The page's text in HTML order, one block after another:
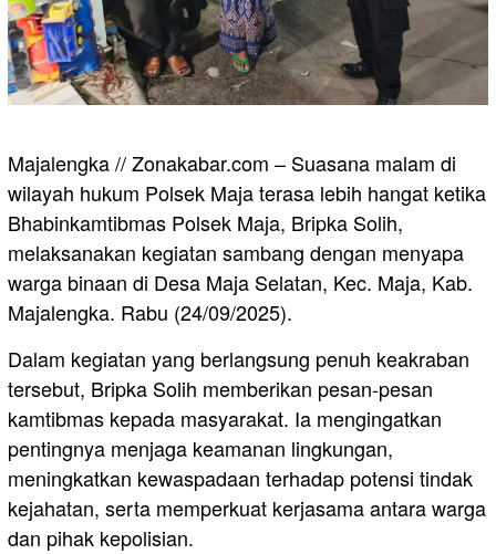
Majalengka // Zonakabar.com – Suasana malam di
wilayah hukum Polsek Maja terasa lebih hangat ketika
Bhabinkamtibmas Polsek Maja, Bripka Solih,
melaksanakan kegiatan sambang dengan menyapa
warga binaan di Desa Maja Selatan, Kec. Maja, Kab.
Majalengka. Rabu (24/09/2025).
Dalam kegiatan yang berlangsung penuh keakraban
tersebut, Bripka Solih memberikan pesan-pesan
kamtibmas kepada masyarakat. Ia mengingatkan
pentingnya menjaga keamanan lingkungan,
meningkatkan kewaspadaan terhadap potensi tindak
kejahatan, serta memperkuat kerjasama antara warga
dan pihak kepolisian.